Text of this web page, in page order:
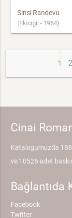
Sinsi Randevu
(Ekicigil - 1954)
1 2
Cinai
Katalogumuzda
ve 10526 adet
Bağlantıda
Facebook
Twitter